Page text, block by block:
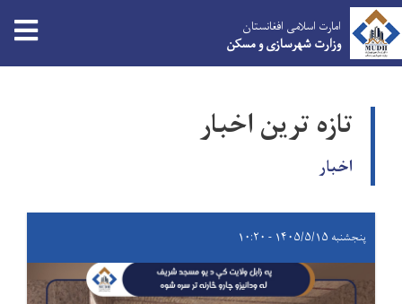
content
امارت اسلامی افغانستان
وزارت شهرسازی و مسکن
تازه ترین اخبار
اخبار
پنجشنبه ۱۴۰۵/۵/۱۵ - ۱۰:۲۰